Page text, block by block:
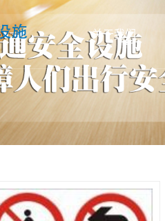
关于我们
公司简介
生产车间